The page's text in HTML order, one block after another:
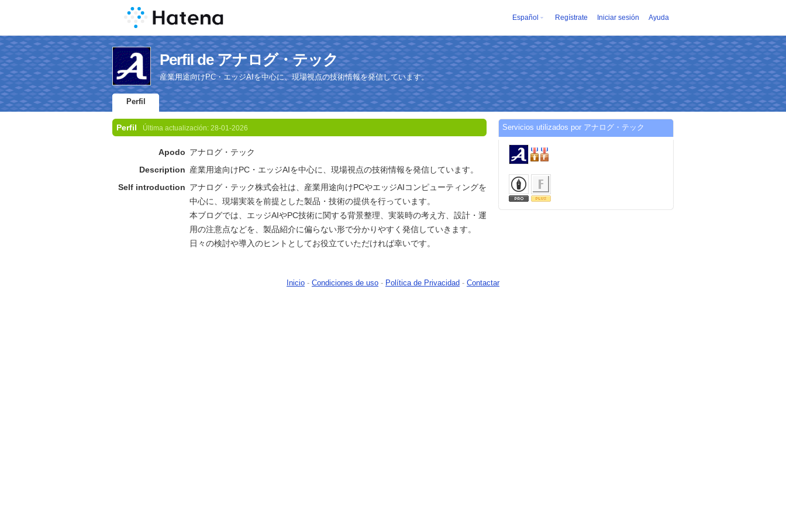
Español Regístrate Iniciar sesión Ayuda
Perfil de アナログ・テック
産業用途向けPC・エッジAIを中心に、現場視点の技術情報を発信しています。
Perfil
Perfil Última actualización: 28-01-2026
Apodo アナログ・テック
Description 産業用途向けPC・エッジAIを中心に、現場視点の技術情報を発信しています。
Self introduction アナログ・テック株式会社は、産業用途向けPCやエッジAIコンピューティングを
中心に、現場実装を前提とした製品・技術の提供を行っています。
本ブログでは、エッジAIやPC技術に関する背景整理、実装時の考え方、設計・運
用の注意点などを、製品紹介に偏らない形で分かりやすく発信していきます。
日々の検討や導入のヒントとしてお役立ていただければ幸いです。
Servicios utilizados por アナログ・テック
Inicio - Condiciones de uso - Política de Privacidad - Contactar